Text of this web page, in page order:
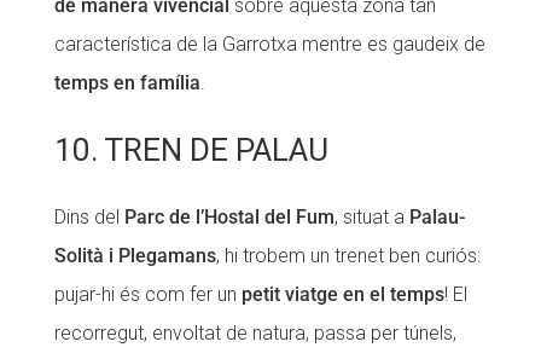
de manera vivencial sobre aquesta zona tan
característica de la Garrotxa mentre es gaudeix de
temps en família.
10. TREN DE PALAU
Dins del Parc de l’Hostal del Fum, situat a Palau-
Solità i Plegamans, hi trobem un trenet ben curiós:
pujar-hi és com fer un petit viatge en el temps! El
recorregut, envoltat de natura, passa per túnels,